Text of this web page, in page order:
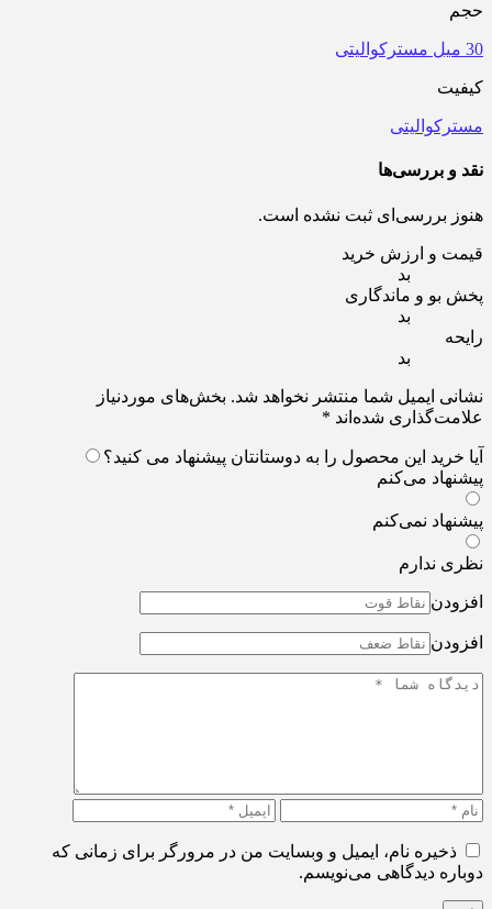
حجم
30 میل مسترکوالیتی
کیفیت
مسترکوالیتی
نقد و بررسی‌ها
هنوز بررسی‌ای ثبت نشده است.
قیمت و ارزش خرید
بد
پخش بو و ماندگاری
بد
رایحه
بد
نشانی ایمیل شما منتشر نخواهد شد. بخش‌های موردنیاز
علامت‌گذاری شده‌اند *
آیا خرید این محصول را به دوستانتان پیشنهاد می کنید؟
پیشنهاد می‌کنم
پیشنهاد نمی‌کنم
نظری ندارم
افزودن
افزودن
ذخیره نام، ایمیل و وبسایت من در مرورگر برای زمانی که
دوباره دیدگاهی می‌نویسم.